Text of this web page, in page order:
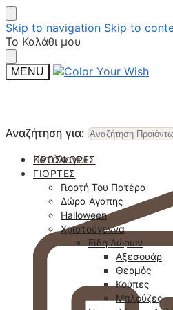
Skip to navigation Skip to
Το Καλάθι μου
MENU
Αναζήτηση για:
Κατάλογοι
Αναζήτηση για:
ΠΡΟΣΦΟΡΈΣ
ΓΙΟΡΤΈΣ
Γιορτή Του Πατέρα
Δώρα Αγάπης
Halloween
Χριστούγεννα
Είδη Δώρων
Αξεσουάρ
Θερμός
Κούπες
Μπλούζες